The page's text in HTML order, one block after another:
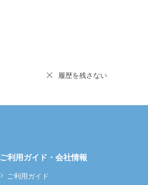
履歴を残さない
ご利用ガイド・会社情報
ご利用ガイド